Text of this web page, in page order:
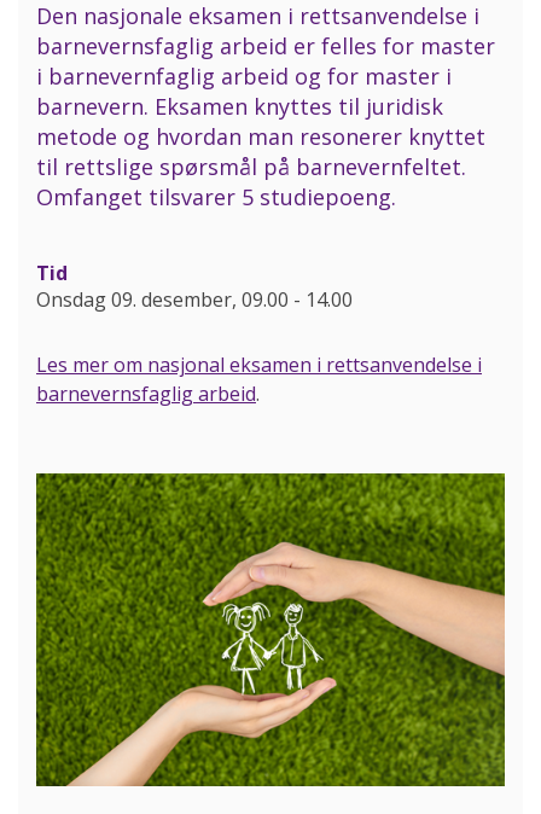
Den nasjonale eksamen i rettsanvendelse i
barnevernsfaglig arbeid er felles for master
i barnevernfaglig arbeid og for master i
barnevern. Eksamen knyttes til juridisk
metode og hvordan man resonerer knyttet
til rettslige spørsmål på barnevernfeltet.
Omfanget tilsvarer 5 studiepoeng.
Tid
Onsdag 09. desember, 09.00 - 14.00
Les mer om nasjonal eksamen i rettsanvendelse i
barnevernsfaglig arbeid.